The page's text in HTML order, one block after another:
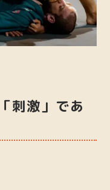
刺激」であ